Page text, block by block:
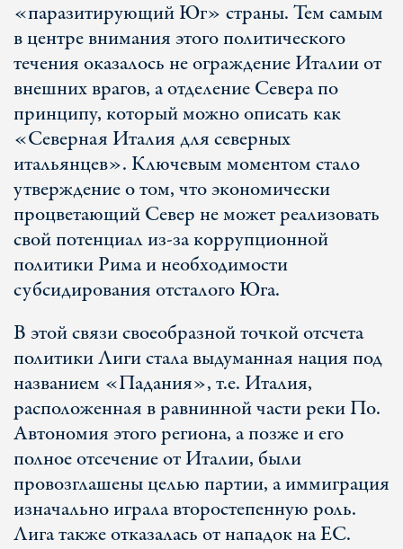
«паразитирующий Юг» страны. Тем самым
в центре внимания этого политического
течения оказалось не ограждение Италии от
внешних врагов, а отделение Севера по
принципу, который можно описать как
«Северная Италия для северных
итальянцев». Ключевым моментом стало
утверждение о том, что экономически
процветающий Север не может реализовать
свой потенциал из-за коррупционной
политики Рима и необходимости
субсидирования отсталого Юга.
В этой связи своеобразной точкой отсчета
политики Лиги стала выдуманная нация под
названием «Падания», т.е. Италия,
расположенная в равнинной части реки По.
Автономия этого региона, а позже и его
полное отсечение от Италии, были
провозглашены целью партии, а иммиграция
изначально играла второстепенную роль.
Лига также отказалась от нападок на ЕС.